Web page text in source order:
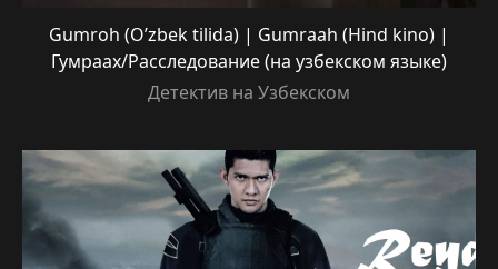
Gumroh (O’zbek tilida) | Gumraah (Hind kino) |
Гумраах/Расследование (на узбекском языке)
Детектив на Узбекском